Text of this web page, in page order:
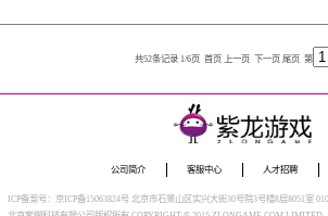
共52条记录 1/6页 首页 上一页 下一页 尾页 第
公司简介 客服中心 人才招聘
ICP备案号：京ICP备15063824号 北京市石景山区实兴大街30号院3号楼8层8051室